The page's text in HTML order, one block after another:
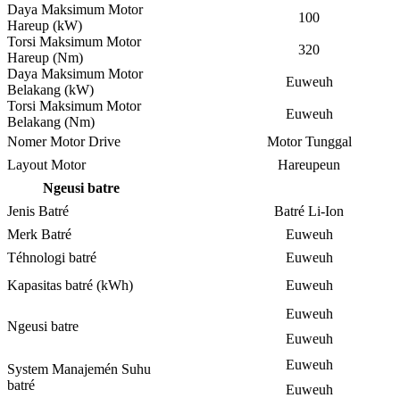
Daya Maksimum Motor
Hareup (kW)
100
Torsi Maksimum Motor
Hareup (Nm)
320
Daya Maksimum Motor
Belakang (kW)
Euweuh
Torsi Maksimum Motor
Belakang (Nm)
Euweuh
Nomer Motor Drive
Motor Tunggal
Layout Motor
Hareupeun
Ngeusi batre
Jenis Batré
Batré Li-Ion
Merk Batré
Euweuh
Téhnologi batré
Euweuh
Kapasitas batré (kWh)
Euweuh
Ngeusi batre
Euweuh
Euweuh
System Manajemén Suhu
batré
Euweuh
Euweuh